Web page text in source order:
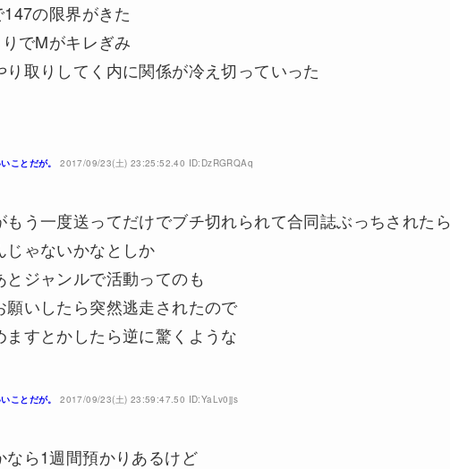
の限界がきた
でMがキレぎみ
取りしてく内に関係が冷え切っていった
ことだが。 2017/09/23(土) 23:25:52.40 ID:DzRGRQAq
う一度送ってだけでブチ切れられて合同誌ぶっちされたら
ゃないかなとしか
ジャンルで活動ってのも
願いしたら突然逃走されたので
ますとかしたら逆に驚くような
ことだが。 2017/09/23(土) 23:59:47.50 ID:YaLv0jjs
なら1週間預かりあるけど